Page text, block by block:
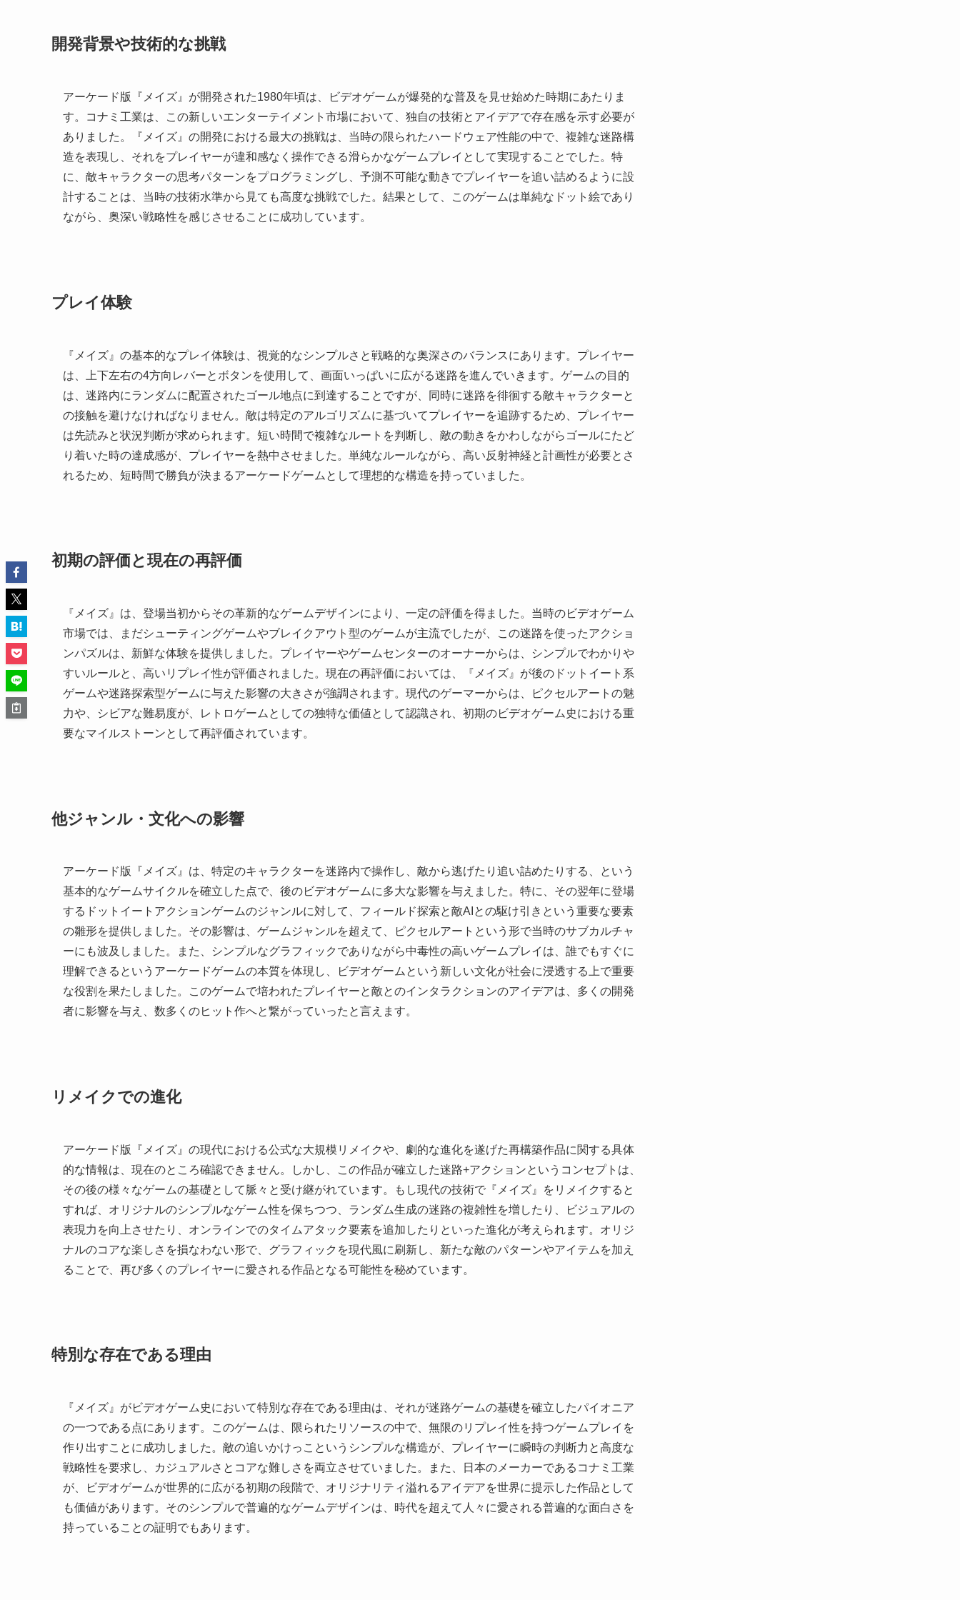
開発背景や技術的な挑戦
アーケード版『メイズ』が開発された1980年頃は、ビデオゲームが爆発的な普及を見せ始めた時期にあたりま
す。コナミ工業は、この新しいエンターテイメント市場において、独自の技術とアイデアで存在感を示す必要が
ありました。『メイズ』の開発における最大の挑戦は、当時の限られたハードウェア性能の中で、複雑な迷路構
造を表現し、それをプレイヤーが違和感なく操作できる滑らかなゲームプレイとして実現することでした。特
に、敵キャラクターの思考パターンをプログラミングし、予測不可能な動きでプレイヤーを追い詰めるように設
計することは、当時の技術水準から見ても高度な挑戦でした。結果として、このゲームは単純なドット絵であり
ながら、奥深い戦略性を感じさせることに成功しています。
プレイ体験
『メイズ』の基本的なプレイ体験は、視覚的なシンプルさと戦略的な奥深さのバランスにあります。プレイヤー
は、上下左右の4方向レバーとボタンを使用して、画面いっぱいに広がる迷路を進んでいきます。ゲームの目的
は、迷路内にランダムに配置されたゴール地点に到達することですが、同時に迷路を徘徊する敵キャラクターと
の接触を避けなければなりません。敵は特定のアルゴリズムに基づいてプレイヤーを追跡するため、プレイヤー
は先読みと状況判断が求められます。短い時間で複雑なルートを判断し、敵の動きをかわしながらゴールにたど
り着いた時の達成感が、プレイヤーを熱中させました。単純なルールながら、高い反射神経と計画性が必要とさ
れるため、短時間で勝負が決まるアーケードゲームとして理想的な構造を持っていました。
初期の評価と現在の再評価
『メイズ』は、登場当初からその革新的なゲームデザインにより、一定の評価を得ました。当時のビデオゲーム
市場では、まだシューティングゲームやブレイクアウト型のゲームが主流でしたが、この迷路を使ったアクショ
ンパズルは、新鮮な体験を提供しました。プレイヤーやゲームセンターのオーナーからは、シンプルでわかりや
すいルールと、高いリプレイ性が評価されました。現在の再評価においては、『メイズ』が後のドットイート系
ゲームや迷路探索型ゲームに与えた影響の大きさが強調されます。現代のゲーマーからは、ピクセルアートの魅
力や、シビアな難易度が、レトロゲームとしての独特な価値として認識され、初期のビデオゲーム史における重
要なマイルストーンとして再評価されています。
他ジャンル・文化への影響
アーケード版『メイズ』は、特定のキャラクターを迷路内で操作し、敵から逃げたり追い詰めたりする、という
基本的なゲームサイクルを確立した点で、後のビデオゲームに多大な影響を与えました。特に、その翌年に登場
するドットイートアクションゲームのジャンルに対して、フィールド探索と敵AIとの駆け引きという重要な要素
の雛形を提供しました。その影響は、ゲームジャンルを超えて、ピクセルアートという形で当時のサブカルチャ
ーにも波及しました。また、シンプルなグラフィックでありながら中毒性の高いゲームプレイは、誰でもすぐに
理解できるというアーケードゲームの本質を体現し、ビデオゲームという新しい文化が社会に浸透する上で重要
な役割を果たしました。このゲームで培われたプレイヤーと敵とのインタラクションのアイデアは、多くの開発
者に影響を与え、数多くのヒット作へと繋がっていったと言えます。
リメイクでの進化
アーケード版『メイズ』の現代における公式な大規模リメイクや、劇的な進化を遂げた再構築作品に関する具体
的な情報は、現在のところ確認できません。しかし、この作品が確立した迷路+アクションというコンセプトは、
その後の様々なゲームの基礎として脈々と受け継がれています。もし現代の技術で『メイズ』をリメイクすると
すれば、オリジナルのシンプルなゲーム性を保ちつつ、ランダム生成の迷路の複雑性を増したり、ビジュアルの
表現力を向上させたり、オンラインでのタイムアタック要素を追加したりといった進化が考えられます。オリジ
ナルのコアな楽しさを損なわない形で、グラフィックを現代風に刷新し、新たな敵のパターンやアイテムを加え
ることで、再び多くのプレイヤーに愛される作品となる可能性を秘めています。
特別な存在である理由
『メイズ』がビデオゲーム史において特別な存在である理由は、それが迷路ゲームの基礎を確立したパイオニア
の一つである点にあります。このゲームは、限られたリソースの中で、無限のリプレイ性を持つゲームプレイを
作り出すことに成功しました。敵の追いかけっこというシンプルな構造が、プレイヤーに瞬時の判断力と高度な
戦略性を要求し、カジュアルさとコアな難しさを両立させていました。また、日本のメーカーであるコナミ工業
が、ビデオゲームが世界的に広がる初期の段階で、オリジナリティ溢れるアイデアを世界に提示した作品として
も価値があります。そのシンプルで普遍的なゲームデザインは、時代を超えて人々に愛される普遍的な面白さを
持っていることの証明でもあります。